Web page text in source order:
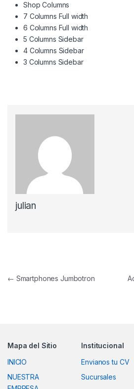
Shop Columns
7 Columns Full width
6 Columns Full width
5 Columns Sidebar
4 Columns Sidebar
3 Columns Sidebar
julian
Navegación de
← Smartphones Jumbotron
Mapa del Sitio
INICIO
NUESTRA
Institucional
Envianos tu CV
Sucursales